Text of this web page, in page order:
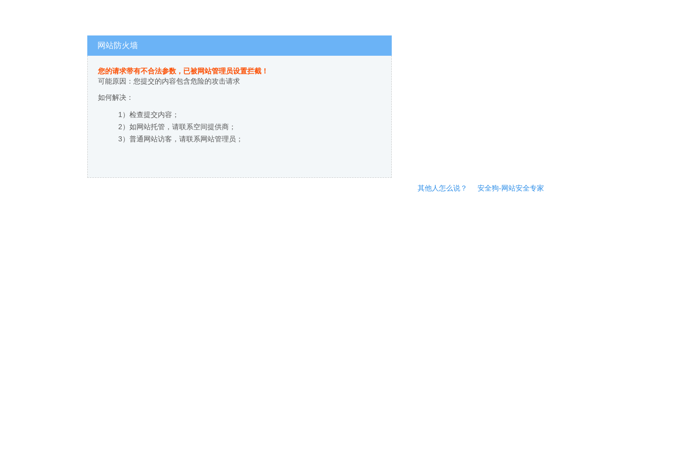
网站防火墙
您的请求带有不合法参数，已被网站管理员设置拦截！
可能原因：您提交的内容包含危险的攻击请求
如何解决：
1）检查提交内容；
2）如网站托管，请联系空间提供商；
3）普通网站访客，请联系网站管理员；
其他人怎么说？ 安全狗-网站安全专家